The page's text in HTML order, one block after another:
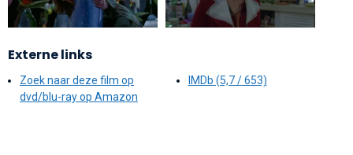
Externe links
Zoek naar deze film op
dvd/blu-ray op Amazon
IMDb (5,7 / 653)